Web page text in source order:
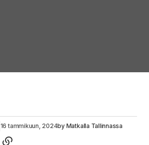
16 tammikuun, 2024by Matkalla Tallinnassa